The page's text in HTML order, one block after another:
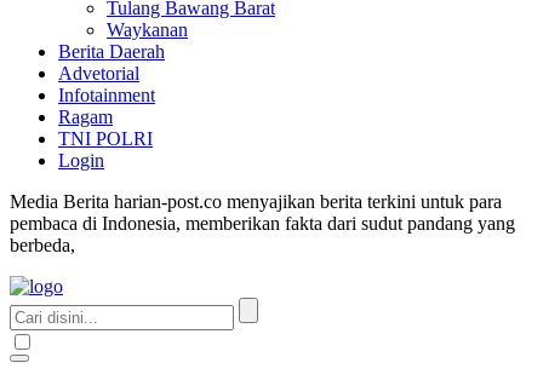
Tulang Bawang Barat
Waykanan
Berita Daerah
Advetorial
Infotainment
Ragam
TNI POLRI
Login
Media Berita harian-post.co menyajikan berita terkini untuk para
pembaca di Indonesia, memberikan fakta dari sudut pandang yang
berbeda,